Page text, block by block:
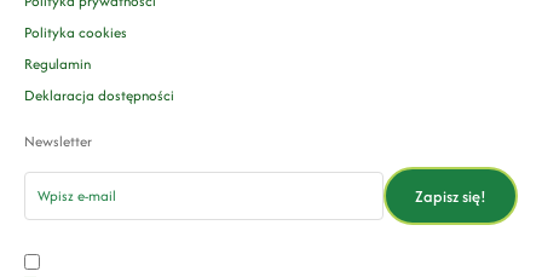
Polityka cookies
Regulamin
Deklaracja dostępności
Newsletter
email
Zapisz się!